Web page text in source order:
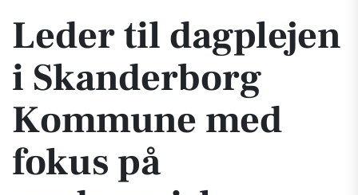
Leder til dagplejen
i Skanderborg
Kommune med
fokus på